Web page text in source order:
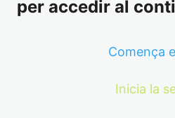
per accedir al
Comença
Inicia la